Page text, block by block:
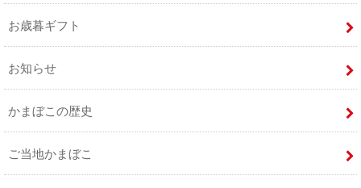
お歳暮ギフト
お知らせ
かまぼこの歴史
ご当地かまぼこ